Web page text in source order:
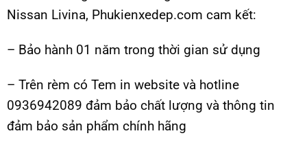
Nissan Livina, Phukienxedep.com cam kết:
– Bảo hành 01 năm trong thời gian sử dụng
– Trên rèm có Tem in website và hotline
0936942089 đảm bảo chất lượng và thông tin
đảm bảo sản phẩm chính hãng